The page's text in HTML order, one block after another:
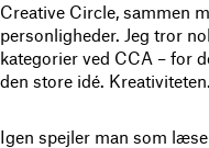
Creative Circle, sammen
personligheder. Jeg tror
kategorier ved CCA – for
den store idé. Kreativiteten.
Igen spejler man som